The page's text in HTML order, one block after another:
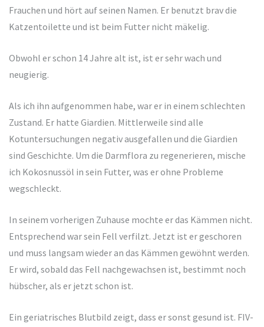
Frauchen und hört auf seinen Namen. Er benutzt brav die
Katzentoilette und ist beim Futter nicht mäkelig.
Obwohl er schon 14 Jahre alt ist, ist er sehr wach und
neugierig.
Als ich ihn aufgenommen habe, war er in einem schlechten
Zustand. Er hatte Giardien. Mittlerweile sind alle
Kotuntersuchungen negativ ausgefallen und die Giardien
sind Geschichte. Um die Darmflora zu regenerieren, mische
ich Kokosnussöl in sein Futter, was er ohne Probleme
wegschleckt.
In seinem vorherigen Zuhause mochte er das Kämmen nicht.
Entsprechend war sein Fell verfilzt. Jetzt ist er geschoren
und muss langsam wieder an das Kämmen gewöhnt werden.
Er wird, sobald das Fell nachgewachsen ist, bestimmt noch
hübscher, als er jetzt schon ist.
Ein geriatrisches Blutbild zeigt, dass er sonst gesund ist. FIV-